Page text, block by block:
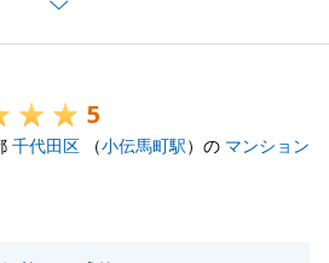
がいっぱいでございます。
納得だけでなく、何よりお部屋
なり早期成約に結びつきまし
様をご紹介いただいた際の特典
ので、今後とも末永いご愛顧の
5
千代田区 （小伝馬町駅）の マンション